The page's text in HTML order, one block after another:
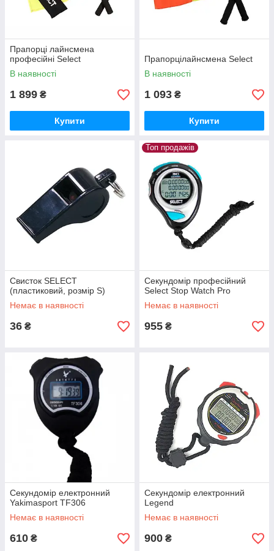
Прапорці лайнсмена
професійні Select
В наявності
1 899 ₴
Купити
Прапорцілайнсмена Select
В наявності
1 093 ₴
Купити
Свисток SELECT
(пластиковий, розмір S)
Немає в наявності
36 ₴
Топ продажів
Секундомір професійний
Select Stop Watch Pro
Немає в наявності
955 ₴
Секундомір електронний
Yakimasport TF306
Немає в наявності
610 ₴
Секундомір електронний
Legend
Немає в наявності
900 ₴